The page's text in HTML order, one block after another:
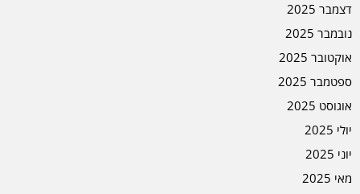
דצמבר 2025
נובמבר 2025
אוקטובר 2025
ספטמבר 2025
אוגוסט 2025
יולי 2025
יוני 2025
מאי 2025